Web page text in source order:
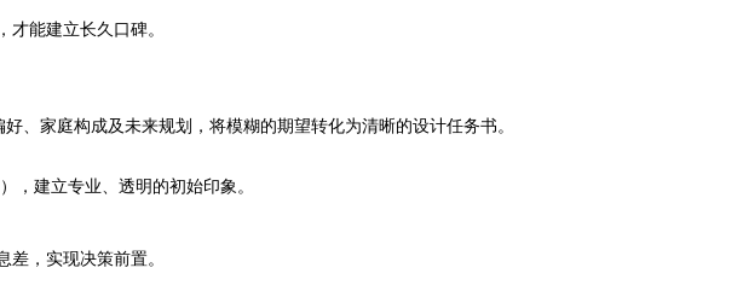
能建立长久口碑。
、家庭构成及未来规划，将模糊的期望转化为清晰的设计任务书。
，建立专业、透明的初始印象。
，实现决策前置。